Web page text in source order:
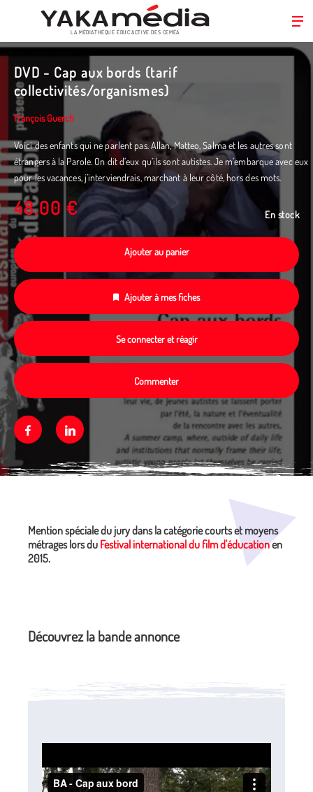
Aller
contenu
principal
LA MÉDIATHÈQUE ÉDUC’ACTIVE DES CEMÉA
DVD - Cap aux bords (tarif
collectivités/organismes)
François Guerch
Voici des enfants qui ne parlent pas. Allan, Matteo, Salma et les autres sont
étrangers à la Parole. On dit d’eux qu’ils sont autistes. Je m’embarque avec eux
pour les vacances, j’interviendrais, marchant à leur côté, hors des mots.
48,00 € En stock
Ajouter au panier
Ajouter à mes fiches
Se connecter et réagir
Commenter
FacebookLinkedin
Mention spéciale du jury dans la catégorie courts et moyens
métrages lors du Festival international du film d'éducationen
2015.
Découvrez la bande annonce